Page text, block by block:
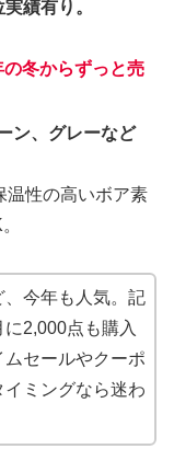
績有り。
冬からずっと売
ン、グレーなど
温性の高いボア素
今年も人気。記
2,000点も購入
セールやクーポ
ミングなら迷わ